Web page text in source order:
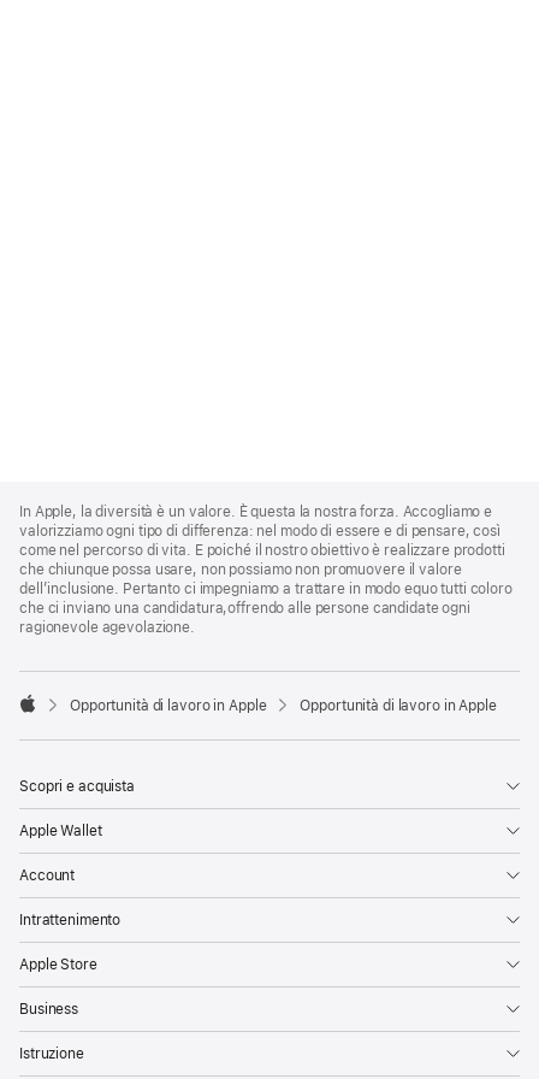
Footer
In Apple, la diversità è un valore. È questa la nostra forza. Accogliamo e
valorizziamo ogni tipo di differenza: nel modo di essere e di pensare, così
come nel percorso di vita. E poiché il nostro obiettivo è realizzare prodotti
che chiunque possa usare, non possiamo non promuovere il valore
dell’inclusione. Pertanto ci impegniamo a trattare in modo equo tutti coloro
che ci inviano una candidatura,offrendo alle persone candidate ogni
ragionevole agevolazione.

Opportunità di lavoro in Apple Opportunità di lavoro in Apple
Scopri e acquista
Apple Wallet
Account
Intrattenimento
Apple Store
Business
Istruzione